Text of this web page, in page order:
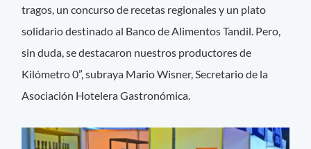
tragos, un concurso de recetas regionales y un plato
solidario destinado al Banco de Alimentos Tandil. Pero,
sin duda, se destacaron nuestros productores de
Kilómetro 0”, subraya Mario Wisner, Secretario de la
Asociación Hotelera Gastronómica.